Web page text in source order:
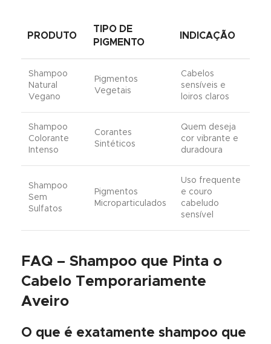
PRODUTO
TIPO DE
PIGMENTO
INDICAÇÃO
Shampoo
Natural
Vegano
Pigmentos
Vegetais
Cabelos
sensíveis e
loiros claros
Shampoo
Colorante
Intenso
Corantes
Sintéticos
Quem deseja
cor vibrante e
duradoura
Shampoo
Sem
Sulfatos
Pigmentos
Microparticulados
Uso frequente
e couro
cabeludo
sensível
FAQ – Shampoo que Pinta o
Cabelo Temporariamente
Aveiro
O que é exatamente shampoo que